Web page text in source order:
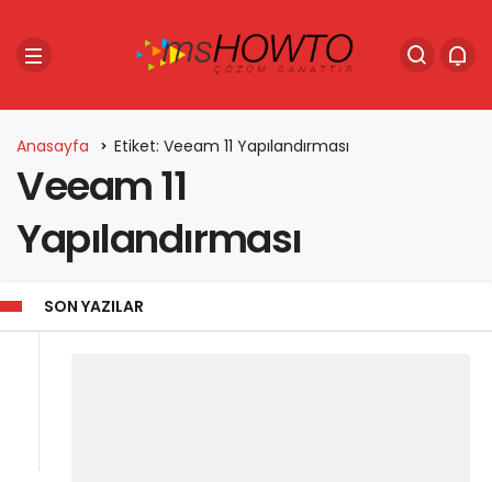
Anasayfa Etiket: Veeam 11 Yapılandırması
Veeam 11
Yapılandırması
SON YAZILAR